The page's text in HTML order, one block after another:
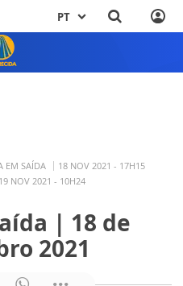
PT
EM SAÍDA
18 NOV 2021 - 17H15
NOV 2021 - 10H24
| 18 de
2021